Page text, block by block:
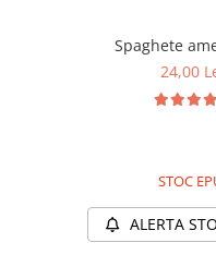
Spaghete
24,00
STOC
ALERTA